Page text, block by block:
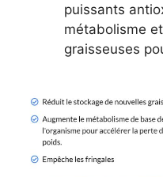
puissants
métabolisme
graisseuses